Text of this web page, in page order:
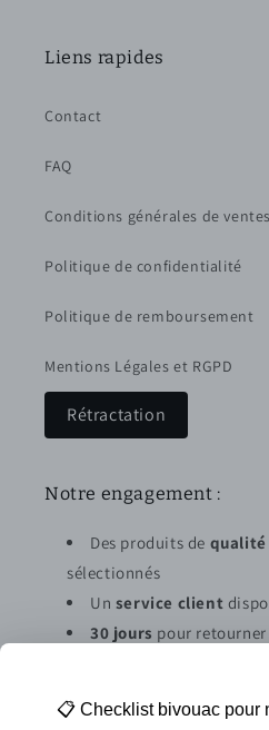
Liens rapides
Contact
FAQ
Conditions générales de ventes
Politique de confidentialité
Politique de remboursement
Mentions Légales et RGPD
Rétractation
Notre engagement :
Des produits de qualité
sélectionnés
Un service client
30 jours pour